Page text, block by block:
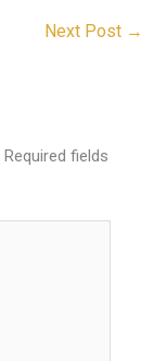
Next Post →
Required fields